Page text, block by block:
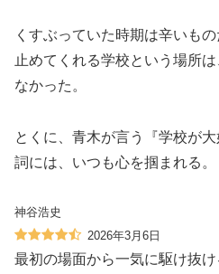
くすぶっていた時期は辛いも
止めてくれる学校という場所
なかった。
とくに、青木が言う『学校が
詞には、いつも心を掴まれる。
神谷浩史
2026年3月6日
最初の場面から一気に駆け抜